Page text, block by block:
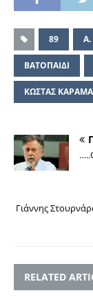
89
ΒΑΤΟΠΑΙΔΙ
ΚΩΣΤΑΣ
Γιάννης
RELATED